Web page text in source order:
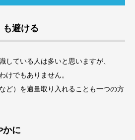
も避ける
している人は多いと思いますが、
けでもありません。
ど）を適量取り入れることも一つの方
かに